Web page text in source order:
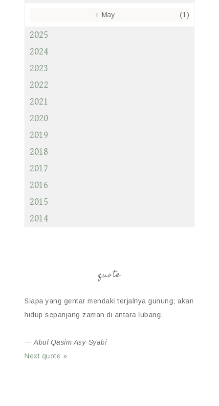
+ May (1)
2025
2024
2023
2022
2021
2020
2019
2018
2017
2016
2015
2014
quote
Siapa yang gentar mendaki terjalnya gunung; akan
hidup sepanjang zaman di antara lubang.
— Abul Qasim Asy-Syabi
Next quote »